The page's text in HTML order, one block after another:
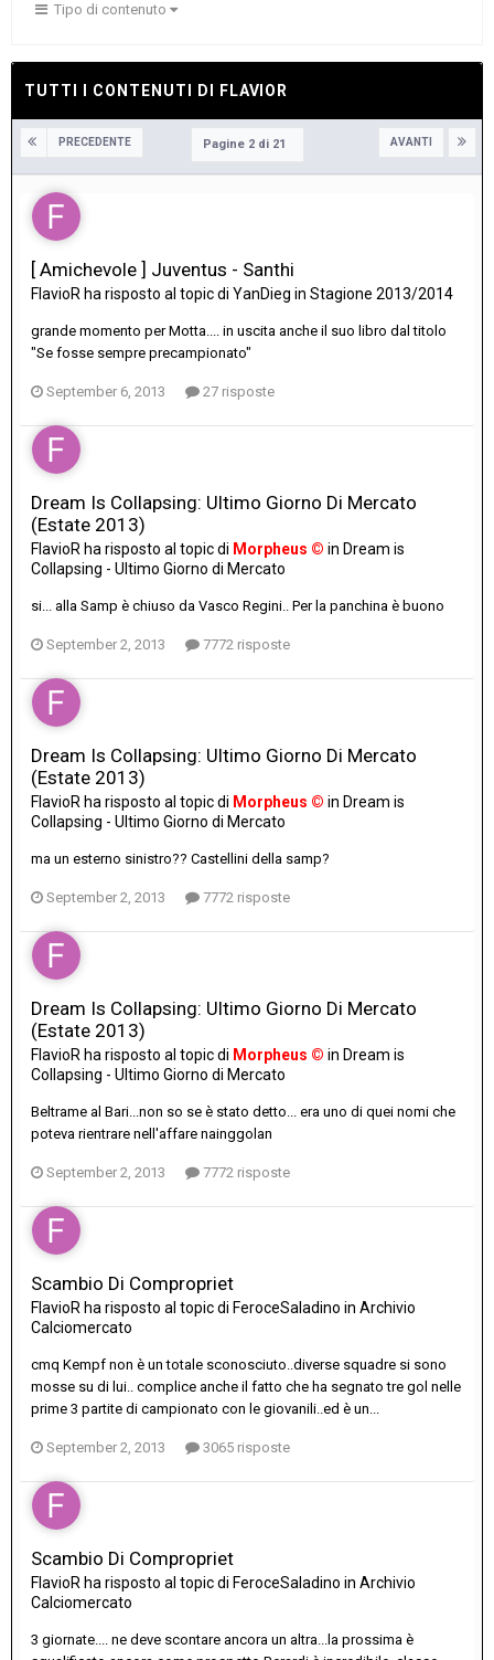
Tipo di contenuto
TUTTI I CONTENUTI DI FLAVIOR
PRECEDENTE AVANTI
Pagine 2 di 21
[ Amichevole ] Juventus - Santhi
FlavioR ha risposto al topic di YanDieg in Stagione 2013/2014
grande momento per Motta.... in uscita anche il suo libro dal titolo
"Se fosse sempre precampionato"
September 6, 2013 27 risposte
Dream Is Collapsing: Ultimo Giorno Di Mercato
(Estate 2013)
FlavioR ha risposto al topic di Morpheus © in Dream is
Collapsing - Ultimo Giorno di Mercato
si... alla Samp è chiuso da Vasco Regini.. Per la panchina è buono
September 2, 2013 7772 risposte
Dream Is Collapsing: Ultimo Giorno Di Mercato
(Estate 2013)
FlavioR ha risposto al topic di Morpheus © in Dream is
Collapsing - Ultimo Giorno di Mercato
ma un esterno sinistro?? Castellini della samp?
September 2, 2013 7772 risposte
Dream Is Collapsing: Ultimo Giorno Di Mercato
(Estate 2013)
FlavioR ha risposto al topic di Morpheus © in Dream is
Collapsing - Ultimo Giorno di Mercato
Beltrame al Bari...non so se è stato detto... era uno di quei nomi che
poteva rientrare nell'affare nainggolan
September 2, 2013 7772 risposte
Scambio Di Compropriet
FlavioR ha risposto al topic di FeroceSaladino in Archivio
Calciomercato
cmq Kempf non è un totale sconosciuto..diverse squadre si sono
mosse su di lui.. complice anche il fatto che ha segnato tre gol nelle
prime 3 partite di campionato con le giovanili..ed è un...
September 2, 2013 3065 risposte
Scambio Di Compropriet
FlavioR ha risposto al topic di FeroceSaladino in Archivio
Calciomercato
3 giornate.... ne deve scontare ancora un altra...la prossima è